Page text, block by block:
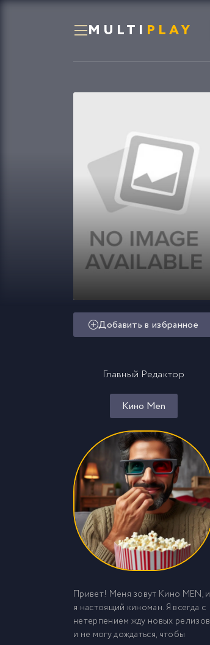
MULTI PLAY
Добавить в избранное
Главный Редактор
Кино Men
Привет! Меня зовут Кино MEN, и
я настоящий киноман. Я всегда с
нетерпением жду новых релизов
и не могу дождаться, чтобы